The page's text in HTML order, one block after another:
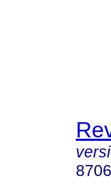
8706